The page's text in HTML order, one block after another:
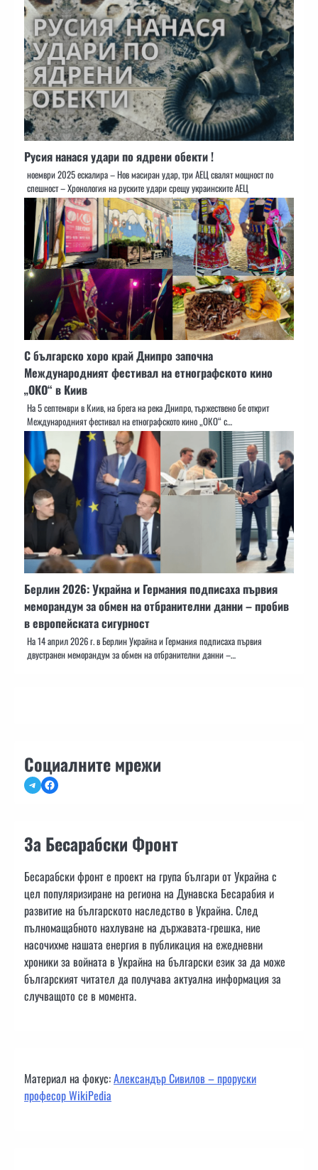
Русия нанася удари по ядрени обекти !
ноември 2025 ескалира – Нов масиран удар, три АЕЦ свалят мощност по
спешност – Хронология на руските удари срещу украинските АЕЦ
С българско хоро край Днипро започна
Международният фестивал на етнографското кино
„ОКО“ в Киив
На 5 септември в Киив, на брега на река Днипро, тържествено бе открит
Международният фестивал на етнографското кино „ОКО“ с…
Берлин 2026: Украйна и Германия подписаха първия
меморандум за обмен на отбранителни данни – пробив
в европейската сигурност
На 14 април 2026 г. в Берлин Украйна и Германия подписаха първия
двустранен меморандум за обмен на отбранителни данни –…
Социалните мрежи
TelegramFacebook
За Бесарабски Фронт
Бесарабски фронт е проект на група българи от Украйна с
цел популяризиране на региона на Дунавска Бесарабия и
развитие на българското наследство в Украйна. След
пълномащабното нахлуване на държавата-грешка, ние
насочихме нашата енергия в публикация на ежедневни
хроники за войната в Украйна на български език за да може
българският читател да получава актуална информация за
случващото се в момента.
Материал на фокус:Александър Сивилов – проруски
професор WikiPedia